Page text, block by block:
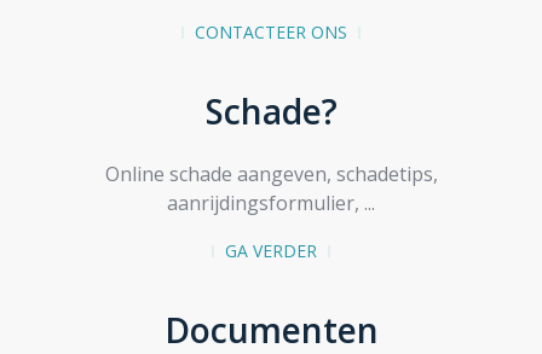
CONTACTEER ONS
Schade?
Online schade aangeven, schadetips,
aanrijdingsformulier, ...
GA VERDER
Documenten